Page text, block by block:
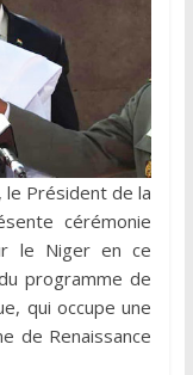
le Président de la
cérémonie
le Niger en ce
programme de
qui occupe une
de Renaissance